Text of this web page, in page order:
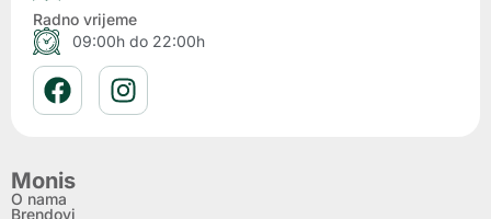
Radno vrijeme
09:00h do 22:00h
Monis
O nama
Brendovi